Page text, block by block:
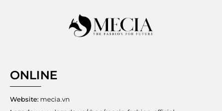
ONLINE
Website: mecia.vn